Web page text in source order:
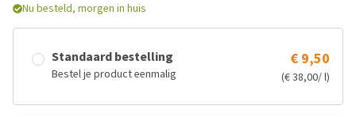
Nu besteld, morgen in huis
Standaard bestelling
Bestel je product eenmalig
€ 9,50
(€ 38,00/ l)